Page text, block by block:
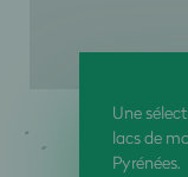
Une
lacs de
Pyrénées.